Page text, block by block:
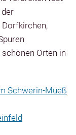
Orten in
Schwerin-Mueß